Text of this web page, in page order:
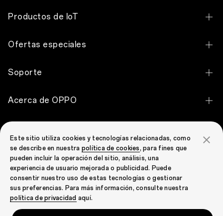
OPPO Find X9 Ultra
OPPO Reno16 FS 5G
OPPO A6 Pro 5G
OPPO A6 5G
OPPO A6
OPPO A6x 5G
Productos de IoT
OPPO Pad 5
OPPO Pad Air
OPPO Pad 2
OPPO Enco Air5
OPPO Enco Clip2 Open Earbuds
OPPO Enco Air5 Pro
OPPO Enco X3s
Ofertas especiales
Descuento de estudiantes
Soporte
Contáctenos
Estado de la Garantía
FAQ
Security Response Center
Garantía Limitada
Acerca de OPPO
Dónde Comprar
Nuestra historia
Tecnología
OPPO Apex Guard
Sala de prensa
OPPO Community
Este sitio utiliza cookies y tecnologías relacionadas, como
se describe en nuestra política de cookies, para fines que
pueden incluir la operación del sitio, análisis, una
experiencia de usuario mejorada o publicidad. Puede
consentir nuestro uso de estas tecnologías o gestionar
sus preferencias. Para más información, consulte nuestra
política de privacidad aquí.